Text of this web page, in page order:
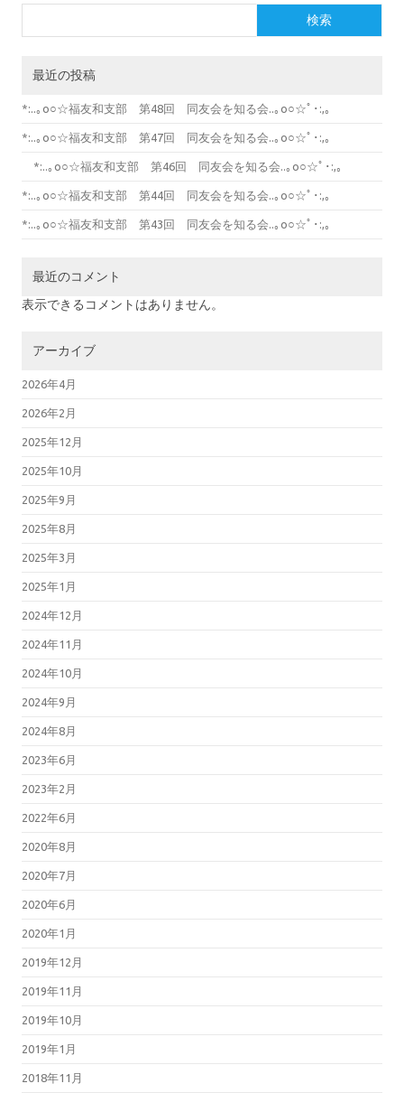
検索
最近の投稿
*:..｡o○☆福友和支部 第48回 同友会を知る会..｡o○☆ﾟ･:,｡
*:..｡o○☆福友和支部 第47回 同友会を知る会..｡o○☆ﾟ･:,｡
*:..｡o○☆福友和支部 第46回 同友会を知る会..｡o○☆ﾟ･:,｡
*:..｡o○☆福友和支部 第44回 同友会を知る会..｡o○☆ﾟ･:,｡
*:..｡o○☆福友和支部 第43回 同友会を知る会..｡o○☆ﾟ･:,｡
最近のコメント
表示できるコメントはありません。
アーカイブ
2026年4月
2026年2月
2025年12月
2025年10月
2025年9月
2025年8月
2025年3月
2025年1月
2024年12月
2024年11月
2024年10月
2024年9月
2024年8月
2023年6月
2023年2月
2022年6月
2020年8月
2020年7月
2020年6月
2020年1月
2019年12月
2019年11月
2019年10月
2019年1月
2018年11月